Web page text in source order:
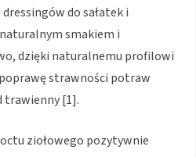
do sałatek i
smakiem i
dzięki naturalnemu profilowi
strawności potraw
trawienny [1].
ziołowego pozytywnie